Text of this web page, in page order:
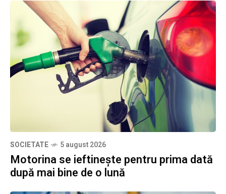
SOCIETATE 5 august 2026
Motorina se ieftinește pentru prima dată
după mai bine de o lună